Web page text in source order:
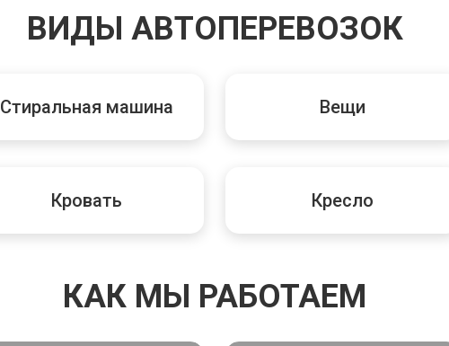
ВИДЫ АВТОПЕРЕВОЗОК
Стиральная машина Вещи
Кровать Кресло
КАК МЫ РАБОТАЕМ